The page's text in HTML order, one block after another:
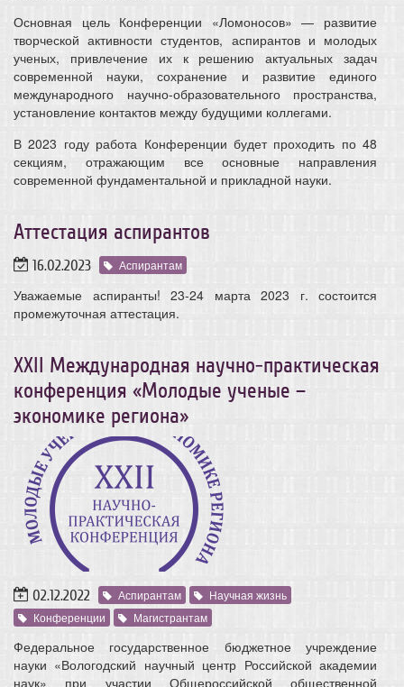
Основная цель Конференции «Ломоносов» — развитие
творческой активности студентов, аспирантов и молодых
ученых, привлечение их к решению актуальных задач
современной науки, сохранение и развитие единого
международного научно-образовательного пространства,
установление контактов между будущими коллегами.
В 2023 году работа Конференции будет проходить по 48
секциям, отражающим все основные направления
современной фундаментальной и прикладной науки.
Аттестация аспирантов
16.02.2023 Аспирантам
Уважаемые аспиранты! 23-24 марта 2023 г. состоится
промежуточная аттестация.
ХХII Международная научно-практическая
конференция «Молодые ученые –
экономике региона»
02.12.2022 Аспирантам
Научная жизнь
Конференции
Магистрантам
Федеральное государственное бюджетное учреждение
науки «Вологодский научный центр Российской академии
наук» при участии Общероссийской общественной